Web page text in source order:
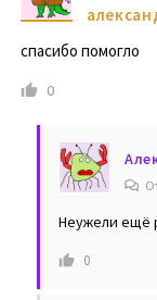
спасибо помогло
0
Неужели ещё
0